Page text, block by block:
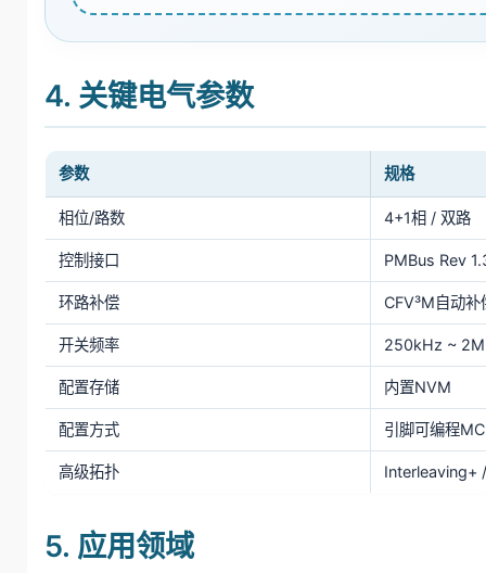
4. 关键电气参数
参数 规格
相位/路数 4+1相 / 双路
控制接口 PMBus Rev
环路补偿 CFV³M自动补
开关频率 250kHz ~
配置存储 内置NVM
配置方式 引脚可编程
高级拓扑 Interleaving+
5. 应用领域